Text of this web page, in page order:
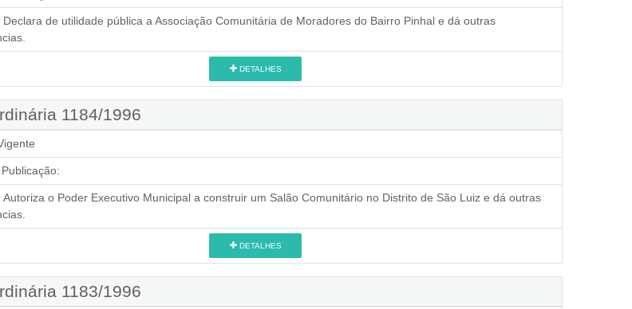
Declara de utilidade pública a Associação Comunitária de Moradores do Bairro Pinhal e dá outras
DETALHES
1184/1996
Autoriza o Poder Executivo Municipal a construir um Salão Comunitário no Distrito de São Luiz e dá outras
DETALHES
1183/1996